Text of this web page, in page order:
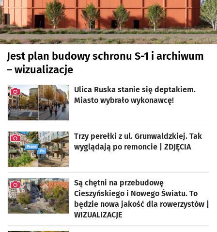
Jest plan budowy schronu S-1 i archiwum
– wizualizacje
Ulica Ruska stanie się deptakiem.
Miasto wybrało wykonawcę!
Trzy perełki z ul. Grunwaldzkiej. Tak
wyglądają po remoncie | ZDJĘCIA
Są chętni na przebudowę
Cieszyńskiego i Nowego Światu. To
będzie nowa jakość dla rowerzystów |
WIZUALIZACJE